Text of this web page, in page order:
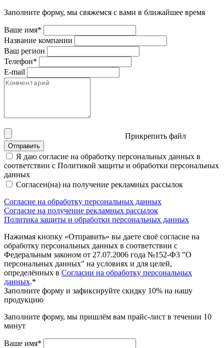
Заполните форму, мы свяжемся с вами в ближайшее время
Ваше имя*
Название компании
Ваш регион
Телефон*
E-mail
Прикрепить файл
Отправить
Я даю согласие на обработку персональных данных в
соответствии с Политикой защиты и обработки персональных
данных
Согласен(на) на получение рекламных рассылок
Согласие на обработку персональных данных
Согласие на получение рекламных рассылок
Политика защиты и обработки персональных данных
Нажимая кнопку «Отправить» вы даете своё согласие на
обработку персональных данных в соответствии с
Федеральным законом от 27.07.2006 года №152-Ф3 "О
персональных данных" на условиях и для целей,
определённых в Согласии на обработку персональных
данных.*
Заполните форму и зафиксируйте скидку 10% на нашу
продукцию
Заполните форму, мы пришлём вам прайс-лист в течении 10
минут
Ваше имя*